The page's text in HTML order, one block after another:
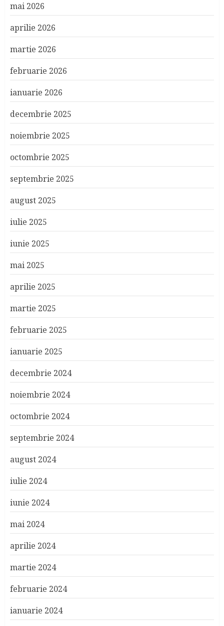
mai 2026
aprilie 2026
martie 2026
februarie 2026
ianuarie 2026
decembrie 2025
noiembrie 2025
octombrie 2025
septembrie 2025
august 2025
iulie 2025
iunie 2025
mai 2025
aprilie 2025
martie 2025
februarie 2025
ianuarie 2025
decembrie 2024
noiembrie 2024
octombrie 2024
septembrie 2024
august 2024
iulie 2024
iunie 2024
mai 2024
aprilie 2024
martie 2024
februarie 2024
ianuarie 2024